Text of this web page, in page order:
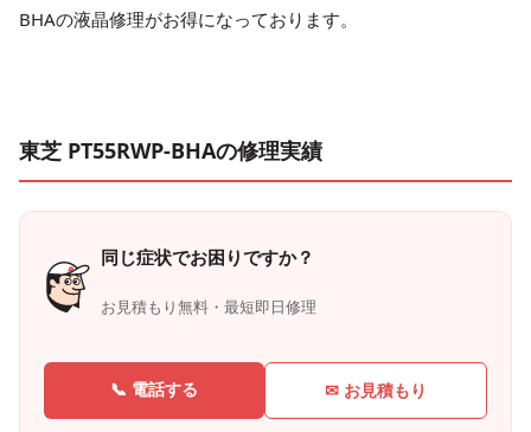
BHAの液晶修理がお得になっております。
東芝 PT55RWP-BHAの修理実績
同じ症状でお困りですか？
お見積もり無料・最短即日修理
📞 電話する ✉ お見積もり